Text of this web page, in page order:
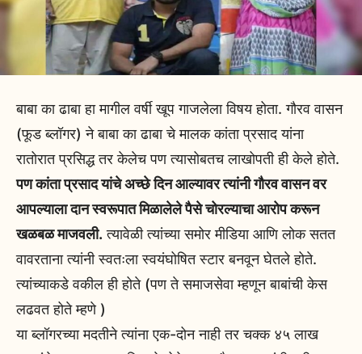
बाबा का ढाबा हा मागील वर्षी खूप गाजलेला विषय होता. गौरव वासन
(फूड ब्लॉगर) ने बाबा का ढाबा चे मालक कांता प्रसाद यांना
रातोरात प्रसिद्ध तर केलेच पण त्यासोबतच लाखोपती ही केले होते.
पण कांता प्रसाद यांचे अच्छे दिन आल्यावर त्यांनी गौरव वासन वर
आपल्याला दान स्वरूपात मिळालेले पैसे चोरल्याचा आरोप करून
खळबळ माजवली. त्यावेळी त्यांच्या समोर मीडिया आणि लोक सतत
वावरताना त्यांनी स्वतःला स्वयंघोषित स्टार बनवून घेतले होते.
त्यांच्याकडे वकील ही होते (पण ते समाजसेवा म्हणून बाबांची केस
लढवत होते म्हणे )
या ब्लॉगरच्या मदतीने त्यांना एक-दोन नाही तर चक्क ४५ लाख